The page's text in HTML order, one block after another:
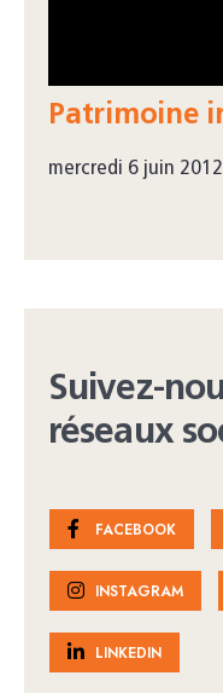
Patrimoine
mercredi 6 juin 2012
Suivez-
réseaux
FACEBOOK
INSTAGRAM
LINKEDIN